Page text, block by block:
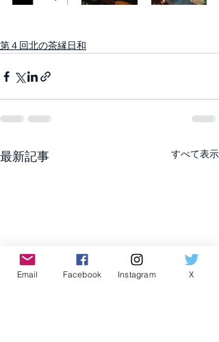
第４回北の茶縁日和
最新記事 すべて表示
Email Facebook Instagram X